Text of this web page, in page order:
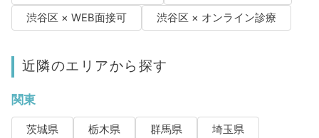
渋谷区 × WEB面接可
渋谷区 × オンライン診療
近隣のエリアから探す
関東
茨城県 栃木県 群馬県
埼玉県